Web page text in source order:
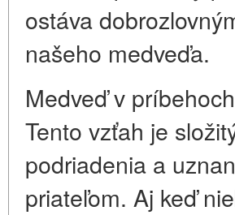
ostáva
našeho medveďa.
Medveď v
Tento vzťah je
podriadenia a
priateľom. Aj keď